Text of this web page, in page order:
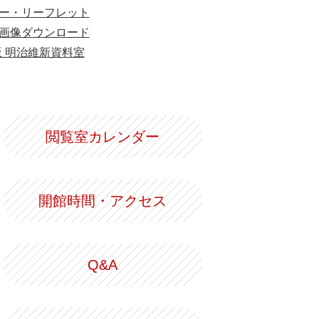
・リーフレット
像ダウンロード
明治維新資料室
閲覧室カレンダー
開館時間・アクセス
Q&A